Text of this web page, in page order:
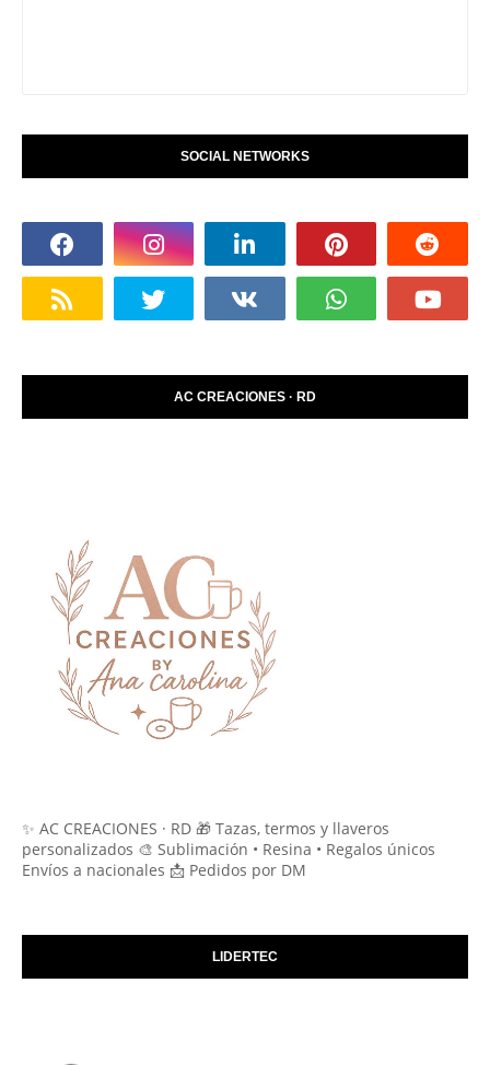
SOCIAL NETWORKS
AC CREACIONES · RD
✨ AC CREACIONES · RD 🎁 Tazas, termos y llaveros
personalizados 🎨 Sublimación • Resina • Regalos únicos
Envíos a nacionales 📩 Pedidos por DM
LIDERTEC